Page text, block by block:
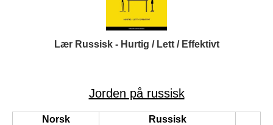
Lær Russisk - Hurtig / Lett / Effektivt
Jorden på russisk
Norsk
Russisk